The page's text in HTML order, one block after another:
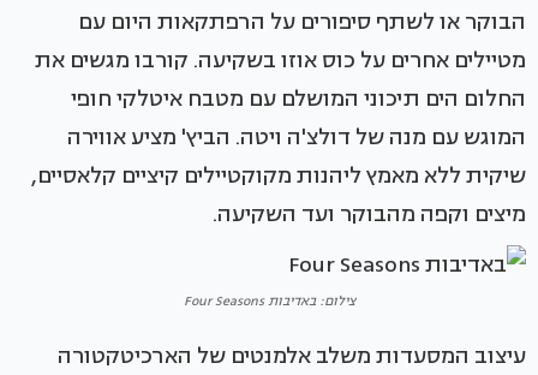
הבוקר או לשתף סיפורים על הרפתקאות היום עם
מטיילים אחרים על כוס אוזו בשקיעה. קורבו מגשים את
החלום הים תיכוני המושלם עם מטבח איטלקי חופי
המוגש עם מנה של דולצ'ה ויטה. הביץ' מציע אווירה
שיקית ללא מאמץ ליהנות מקוקטיילים קיציים קלאסיים,
מיצים וקפה מהבוקר ועד השקיעה.
צילום: באדיבות Four Seasons
עיצוב המסעדות משלב אלמנטים של הארכיטקטורה